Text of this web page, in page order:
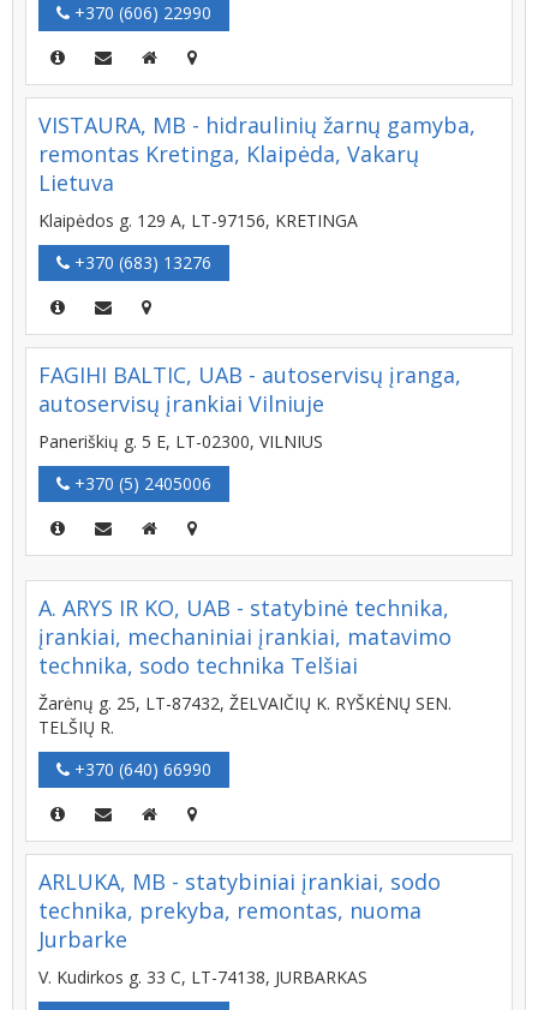
+370 (606) 22990
VISTAURA, MB - hidraulinių žarnų gamyba,
remontas Kretinga, Klaipėda, Vakarų
Lietuva
Klaipėdos g. 129 A, LT-97156, KRETINGA
+370 (683) 13276
FAGIHI BALTIC, UAB - autoservisų įranga,
autoservisų įrankiai Vilniuje
Paneriškių g. 5 E, LT-02300, VILNIUS
+370 (5) 2405006
A. ARYS IR KO, UAB - statybinė technika,
įrankiai, mechaniniai įrankiai, matavimo
technika, sodo technika Telšiai
Žarėnų g. 25, LT-87432, ŽELVAIČIŲ K. RYŠKĖNŲ SEN.
TELŠIŲ R.
+370 (640) 66990
ARLUKA, MB - statybiniai įrankiai, sodo
technika, prekyba, remontas, nuoma
Jurbarke
V. Kudirkos g. 33 C, LT-74138, JURBARKAS